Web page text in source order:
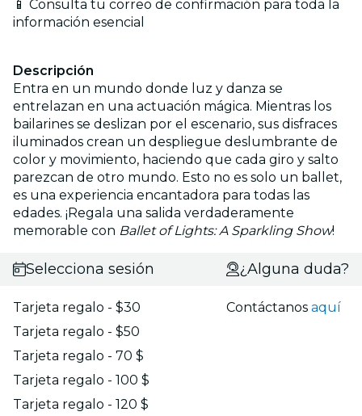
📱 Consulta tu correo de confirmación para toda la
información esencial
Descripción
Entra en un mundo donde luz y danza se
entrelazan en una actuación mágica. Mientras los
bailarines se deslizan por el escenario, sus disfraces
iluminados crean un despliegue deslumbrante de
color y movimiento, haciendo que cada giro y salto
parezcan de otro mundo. Esto no es solo un ballet,
es una experiencia encantadora para todas las
edades. ¡Regala una salida verdaderamente
memorable con Ballet of Lights: A Sparkling Show!
Selecciona sesión
Tarjeta regalo - $30
Tarjeta regalo - $50
Tarjeta regalo - 70 $
Tarjeta regalo - 100 $
Tarjeta regalo - 120 $
¿Alguna duda?
Contáctanosaquí